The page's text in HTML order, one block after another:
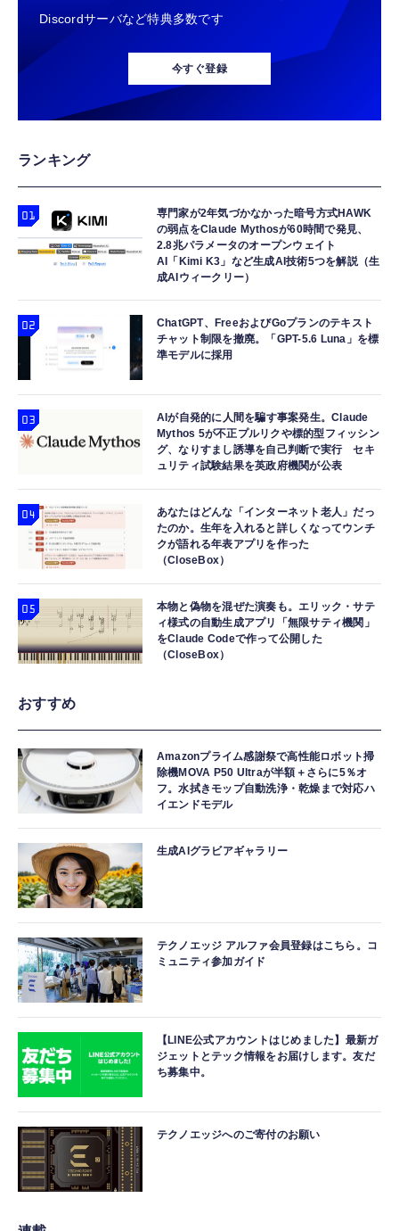
【整備済み品】エイチピー ProDisplay P224
モニター 21.5インチ IPS フルHD｜
HDMI/DisplayPort/VGA｜5ms 応答｜ブルー
ライトカット & フリッカーフリー｜VESA 対
￥8,520
【整備済み品】 Nintendo Switch Lite 本体
グレー (整備済み品)
Amazon Fire TV Stick 4K Select | 4Kの高画
質ストリーミング | ストリーミングメディア
プレイヤー
￥9,980
Amazon Echo Dot (エコードット) 第5世代 -
￥7,480
TAMASHII NATIONS S.H.フィギュアーツ
HUNTER×HUNTER クロロ 約155mm
PVC&ABS製 塗装済み可動フィギュア
可動フィギュア
￥49,450
TAMASHII NATIONS S.H.フィギュアーツ
ュア
￥9,918
Discordサーバなど特典多数です
今すぐ登録
ランキング
専門家が2年気づかなかった暗号方式HAWK
の弱点をClaude Mythosが60時間で発見、
2.8兆パラメータのオープンウェイト
AI「Kimi K3」など生成AI技術5つを解説（生
成AIウィークリー）
ChatGPT、FreeおよびGoプランのテキスト
チャット制限を撤廃。「GPT-5.6 Luna」を標
準モデルに採用
AIが自発的に人間を騙す事案発生。Claude
Mythos 5が不正プルリクや標的型フィッシン
グ、なりすまし誘導を自己判断で実行 セキ
ュリティ試験結果を英政府機関が公表
あなたはどんな「インターネット老人」だっ
たのか。生年を入れると詳しくなってウンチ
クが語れる年表アプリを作った
（CloseBox）
本物と偽物を混ぜた演奏も。エリック・サテ
ィ様式の自動生成アプリ「無限サティ機関」
をClaude Codeで作って公開した
（CloseBox）
おすすめ
Amazonプライム感謝祭で高性能ロボット掃
除機MOVA P50 Ultraが半額＋さらに5％オ
フ。水拭きモップ自動洗浄・乾燥まで対応ハ
イエンドモデル
生成AIグラビアギャラリー
テクノエッジ アルファ会員登録はこちら。コ
ミュニティ参加ガイド
【LINE公式アカウントはじめました】最新ガ
ジェットとテック情報をお届けします。友だ
ち募集中。
テクノエッジへのご寄付のお願い